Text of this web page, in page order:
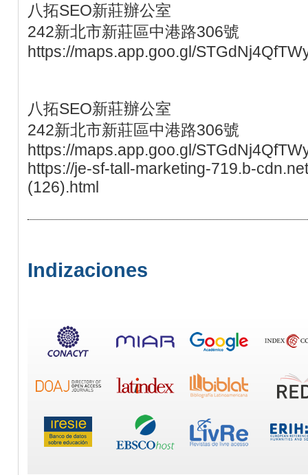
八拓SEO新莊辦公室
242新北市新莊區中港路306號
https://maps.app.goo.gl/
八拓SEO新莊辦公室
242新北市新莊區中港路306號
https://maps.app.goo.gl/
https://je-sf-tall-marketing-719.b-
(126).html
Indizaciones